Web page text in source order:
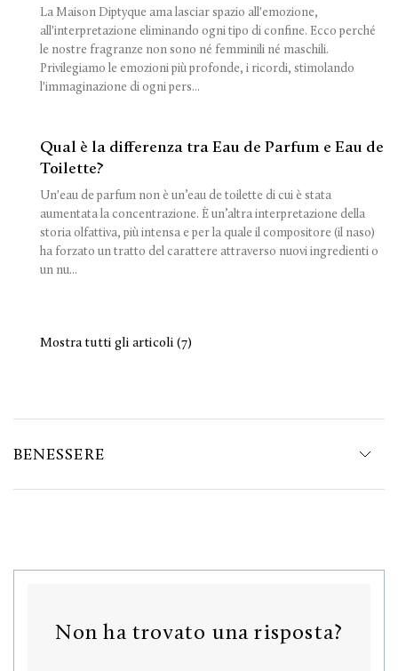
La Maison Diptyque ama lasciar spazio all'emozione,
all'interpretazione eliminando ogni tipo di confine. Ecco perché
le nostre fragranze non sono né femminili né maschili.
Privilegiamo le emozioni più profonde, i ricordi, stimolando
l'immaginazione di ogni pers...
Qual è la differenza tra Eau de Parfum e Eau de
Toilette?
Un'eau de parfum non è un’eau de toilette di cui è stata
aumentata la concentrazione. È un’altra interpretazione della
storia olfattiva, più intensa e per la quale il compositore (il naso)
ha forzato un tratto del carattere attraverso nuovi ingredienti o
un nu...
Mostra tutti gli articoli (7)
BENESSERE
Non ha trovato una risposta?